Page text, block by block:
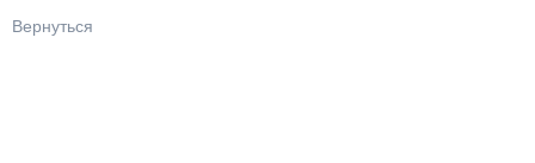
Вернуться